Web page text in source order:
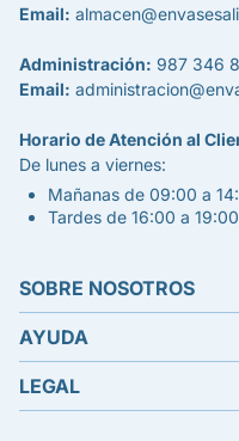
Email:
Administración: 987 346
Email:
Horario de Atención al
De lunes a viernes:
Mañanas de 09:00 a
Tardes de 16:00 a 19:00
SOBRE NOSOTROS
AYUDA
LEGAL